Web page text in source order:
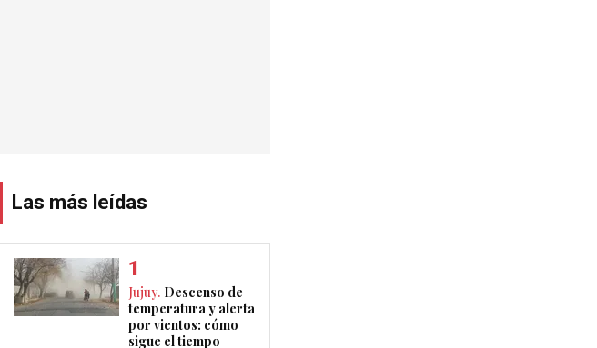
Las más leídas
Jujuy. Descenso de
temperatura y alerta
por vientos: cómo
sigue el tiempo